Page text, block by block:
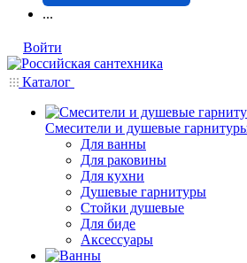
...
Войти
Каталог
Смесители и душевые
Для ванны
Для раковины
Для кухни
Душевые гарнитуры
Стойки душевые
Для биде
Аксессуары